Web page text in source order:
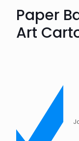
Paper
Art